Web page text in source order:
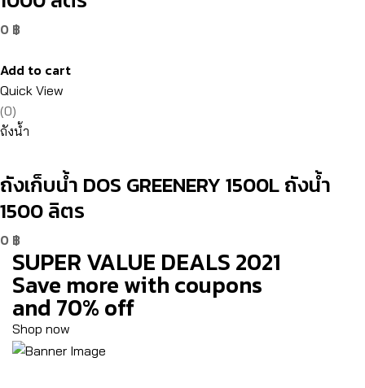
0 ฿
Add to cart
Quick View
(0)
ถังน้ำ
ถังเก็บน้ำ DOS GREENERY 1500L ถังน้ำ
1500 ลิตร
0 ฿
SUPER VALUE DEALS 2021
Save more with coupons
and 70% off
Shop now